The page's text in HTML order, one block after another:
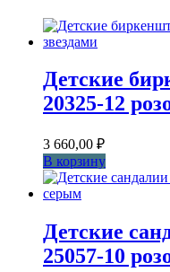
Детские
20325-12
3 660,00 ₽
В корзину
Детские
25057-10